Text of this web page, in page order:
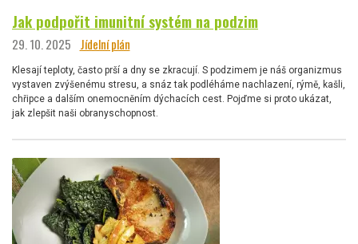
Jak podpořit imunitní systém na podzim
29. 10. 2025 Jídelní plán
Klesají teploty, často prší a dny se zkracují. S podzimem je náš organizmus
vystaven zvýšenému stresu, a snáz tak podléháme nachlazení, rýmě, kašli,
chřipce a dalším onemocněním dýchacích cest. Pojďme si proto ukázat,
jak zlepšit naši obranyschopnost.